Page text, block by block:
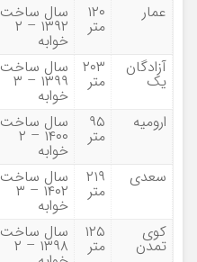
عمار ۱۲۰
متر
سال ساخت
۱۳۹۲ – ۲
خوابه
آزادگان
یک
۲۰۳
متر
سال ساخت
۱۳۹۹ – ۳
خوابه
ارومیه ۹۵
متر
سال ساخت
۱۴۰۰ – ۲
خوابه
سعدی ۲۱۹
متر
سال ساخت
۱۴۰۲ – ۳
خوابه
کوی
تمدن
۱۲۵
متر
سال ساخت
۱۳۹۸ – ۲